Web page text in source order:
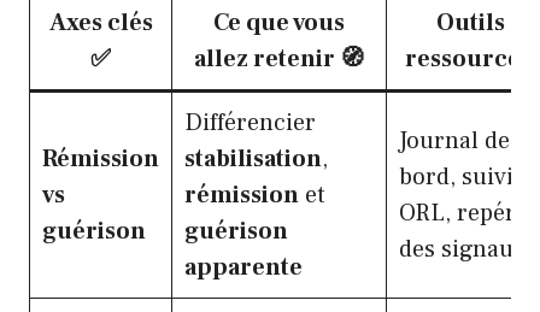
Axes clés
✅
Ce que vous
allez retenir 🧭
Outils &
ressources
Rémission
vs
guérison
Différencier
stabilisation,
rémission et
guérison
apparente
Journal de
bord, suivi
ORL,
des signaux